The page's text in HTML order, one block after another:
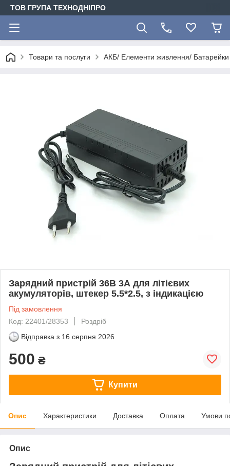
ТОВ ГРУПА ТЕХНОДНІПРО
Товари та послуги АКБ/ Елементи живлення/ Батарейки
Зарядний пристрій 36В 3А для літієвих
акумуляторів, штекер 5.5*2.5, з індикацією
Під замовлення
Код: 22401/28353
Роздріб
Відправка з 16 серпня 2026
500 ₴
Купити
Опис Характеристики Доставка Оплата Умови
Опис